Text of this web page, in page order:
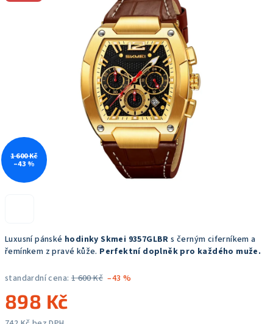
Luxusní pánské hodinky Skmei 9357GLBR s černým ciferníkem a
řemínkem z pravé kůže. Perfektní doplněk pro každého muže.
standardní cena: 1 600 Kč –43 %
898 Kč
hvězdiček.
1 600 Kč
–43 %